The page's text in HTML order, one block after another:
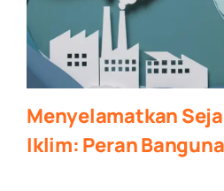
Menyelamatkan
Iklim: Peran